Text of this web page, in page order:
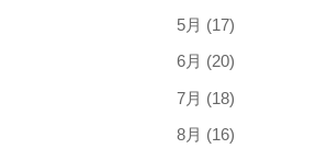
5月 (17)
6月 (20)
7月 (18)
8月 (16)